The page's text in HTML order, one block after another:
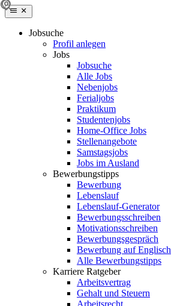
Jobsuche
Profil anlegen
Jobs
Jobsuche
Alle Jobs
Nebenjobs
Ferialjobs
Praktikum
Studentenjobs
Home-Office Jobs
Stellenangebote
Samstagsjobs
Jobs im Ausland
Bewerbungstipps
Bewerbung
Lebenslauf
Lebenslauf-Generator
Bewerbungsschreiben
Motivationsschreiben
Bewerbungsgespräch
Bewerbung auf Englisch
Alle Bewerbungstipps
Karriere Ratgeber
Arbeitsvertrag
Gehalt und Steuern
Arbeitsrecht